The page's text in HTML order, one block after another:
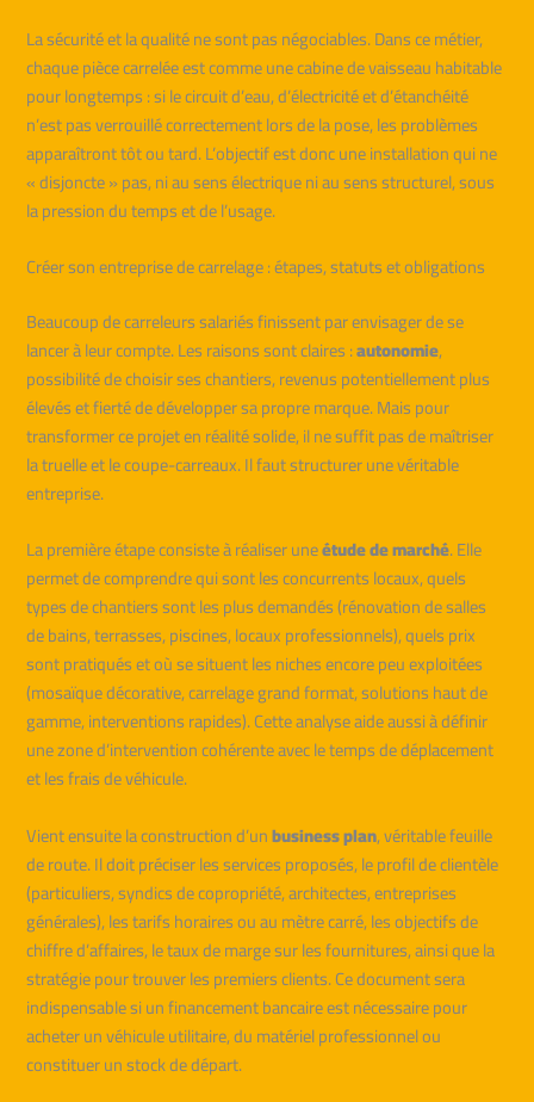
La sécurité et la qualité ne sont pas négociables. Dans ce métier,
chaque pièce carrelée est comme une cabine de vaisseau habitable
pour longtemps : si le circuit d’eau, d’électricité et d’étanchéité
n’est pas verrouillé correctement lors de la pose, les problèmes
apparaîtront tôt ou tard. L’objectif est donc une installation qui ne
« disjoncte » pas, ni au sens électrique ni au sens structurel, sous
la pression du temps et de l’usage.
Créer son entreprise de carrelage : étapes, statuts et obligations
Beaucoup de carreleurs salariés finissent par envisager de se
lancer à leur compte. Les raisons sont claires :autonomie,
possibilité de choisir ses chantiers, revenus potentiellement plus
élevés et fierté de développer sa propre marque. Mais pour
transformer ce projet en réalité solide, il ne suffit pas de maîtriser
la truelle et le coupe-carreaux. Il faut structurer une véritable
entreprise.
La première étape consiste à réaliser uneétude de marché. Elle
permet de comprendre qui sont les concurrents locaux, quels
types de chantiers sont les plus demandés (rénovation de salles
de bains, terrasses, piscines, locaux professionnels), quels prix
sont pratiqués et où se situent les niches encore peu exploitées
(mosaïque décorative, carrelage grand format, solutions haut de
gamme, interventions rapides). Cette analyse aide aussi à définir
une zone d’intervention cohérente avec le temps de déplacement
et les frais de véhicule.
Vient ensuite la construction d’unbusiness plan, véritable feuille
de route. Il doit préciser les services proposés, le profil de clientèle
(particuliers, syndics de copropriété, architectes, entreprises
générales), les tarifs horaires ou au mètre carré, les objectifs de
chiffre d’affaires, le taux de marge sur les fournitures, ainsi que la
stratégie pour trouver les premiers clients. Ce document sera
indispensable si un financement bancaire est nécessaire pour
acheter un véhicule utilitaire, du matériel professionnel ou
constituer un stock de départ.